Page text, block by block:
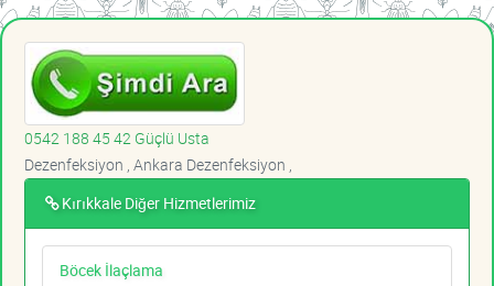
0542 188 45 42 Güçlü Usta
Dezenfeksiyon , Ankara Dezenfeksiyon ,
Kırıkkale Diğer Hizmetlerimiz
Böcek İlaçlama